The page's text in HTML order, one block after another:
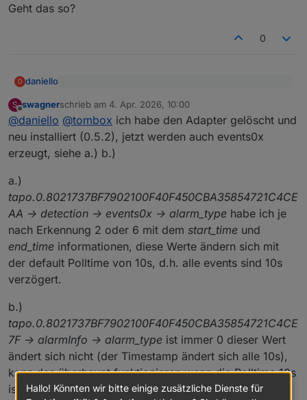
Geht das so?
0
D daniello
@daniellodann mal ein debug log per mail
tombox2020@gmail.com
debug angeworfen .. runter vor die cam und wieder
hoch .. und in eine mail kopiert.
Geht das so?
S
Offline
swagnerschrieb am 4. Apr. 2026, 10:00
zuletzt editiert von
@daniello @tombox ich habe den Adapter gelöscht und
neu installiert (0.5.2), jetzt werden auch events0x
erzeugt, siehe a.) b.)
a.)
tapo.0.8021737BF7902100F40F450CBA35854721C4CE
AA -> detection -> events0x -> alarm_type habe ich je
nach Erkennung 2 oder 6 mit dem start_time und
end_time informationen, diese Werte ändern sich mit
der default Polltime von 10s, d.h. alle events sind 10s
verzögert.
b.)
tapo.0.8021737BF7902100F40F450CBA35854721C4CE
7F -> alarmInfo -> alarm_type ist immer 0 dieser Wert
ändert sich nicht (der Timestamp ändert sich alle 10s),
kann das überhaupt funktionieren wenn die Polltime 10s
ist, da ist deralarm_typeja bereits schon wieder auf 0
Hallo! Könnten wir bitte einige zusätzliche Dienste für